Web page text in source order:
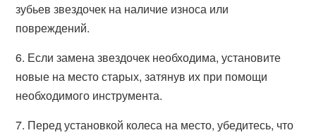
зубьев звездочек на наличие износа или
повреждений.
6. Если замена звездочек необходима, установите
новые на место старых, затянув их при помощи
необходимого инструмента.
7. Перед установкой колеса на место, убедитесь, что